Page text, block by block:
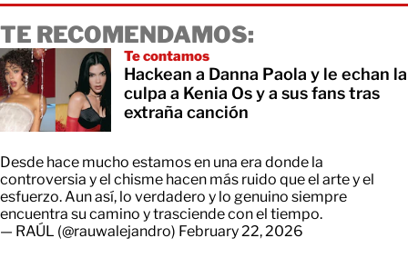
TE RECOMENDAMOS:
Te contamos
Hackean a Danna Paola y le echan la
culpa a Kenia Os y a sus fans tras
extraña canción
Desde hace mucho estamos en una era donde la
controversia y el chisme hacen más ruido que el arte y el
esfuerzo. Aun así, lo verdadero y lo genuino siempre
encuentra su camino y trasciende con el tiempo.
— RAÚL (@rauwalejandro) February 22, 2026